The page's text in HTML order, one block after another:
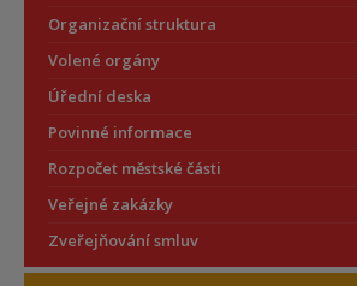
Organizační struktura
Volené orgány
Úřední deska
Povinné informace
Rozpočet městské části
Veřejné zakázky
Zveřejňování smluv